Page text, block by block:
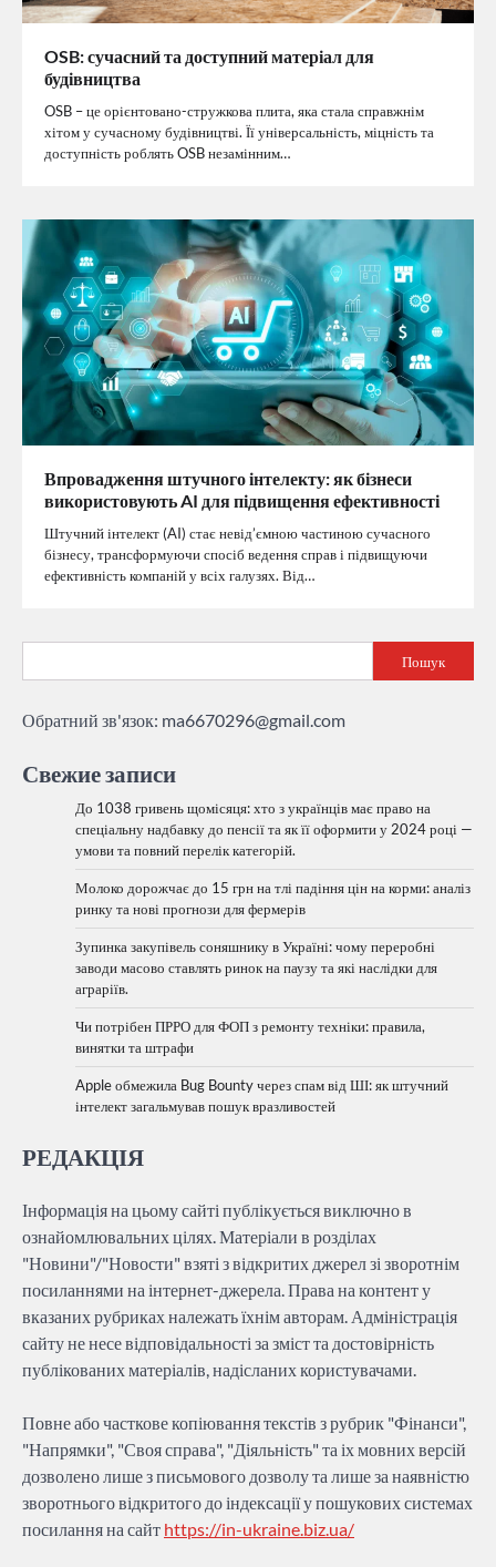
OSB: сучасний та доступний матеріал для
будівництва
OSB – це орієнтовано-стружкова плита, яка стала справжнім
хітом у сучасному будівництві. Її універсальність, міцність та
доступність роблять OSB незамінним…
Впровадження штучного інтелекту: як бізнеси
використовують AI для підвищення ефективності
Штучний інтелект (AI) стає невід’ємною частиною сучасного
бізнесу, трансформуючи спосіб ведення справ і підвищуючи
ефективність компаній у всіх галузях. Від…
Пошук
Обратний зв'язок: ma6670296@gmail.com
Свежие записи
До 1038 гривень щомісяця: хто з українців має право на
спеціальну надбавку до пенсії та як її оформити у 2024 році —
умови та повний перелік категорій.
Молоко дорожчає до 15 грн на тлі падіння цін на корми: аналіз
ринку та нові прогнози для фермерів
Зупинка закупівель соняшнику в Україні: чому переробні
заводи масово ставлять ринок на паузу та які наслідки для
аграріїв.
Чи потрібен ПРРО для ФОП з ремонту техніки: правила,
винятки та штрафи
Apple обмежила Bug Bounty через спам від ШІ: як штучний
інтелект загальмував пошук вразливостей
РЕДАКЦІЯ
Інформація на цьому сайті публікується виключно в
ознайомлювальних цілях. Матеріали в розділах
"Новини"/"Новости" взяті з відкритих джерел зі зворотнім
посиланнями на інтернет-джерела. Права на контент у
вказаних рубриках належать їхнім авторам. Адміністрація
сайту не несе відповідальності за зміст та достовірність
публікованих матеріалів, надісланих користувачами.
Повне або часткове копіювання текстів з рубрик "Фінанси",
"Напрямки", "Своя справа", "Діяльність" та іх мовних версій
дозволено лише з письмового дозволу та лише за наявністю
зворотнього відкритого до індексації у пошукових системах
посилання на сайт https://in-ukraine.biz.ua/